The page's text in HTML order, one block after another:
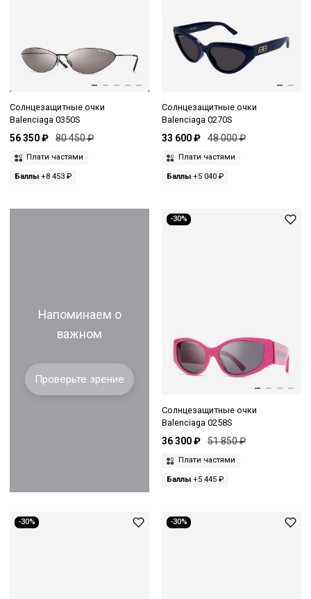
Солнцезащитные очки
Balenciaga 0350S
56 350 ₽ 80 450 ₽
Плати частями
Баллы +8 453 ₽
Солнцезащитные очки
Balenciaga 0270S
33 600 ₽ 48 000 ₽
Плати частями
Баллы+5 040 ₽
Напоминаем о
важном
Проверьте зрение
-30%
Солнцезащитные очки
Balenciaga 0258S
36 300 ₽ 51 850 ₽
Плати частями
Баллы+5 445 ₽
-30% -30%